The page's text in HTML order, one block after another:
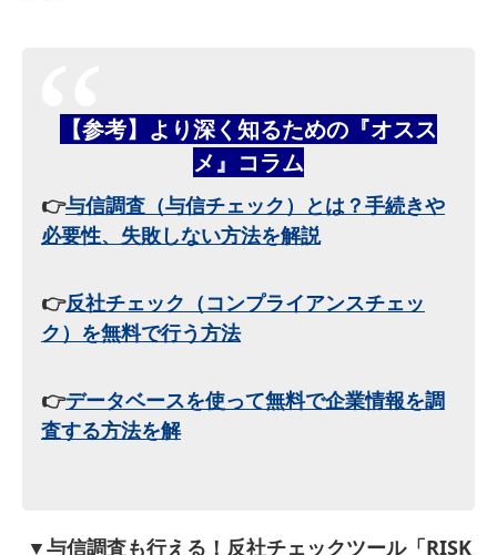
【参考】より深く知るための『オスス
メ』コラム
👉与信調査（与信チェック）とは？手続きや
必要性、失敗しない方法を解説
👉反社チェック（コンプライアンスチェッ
ク）を無料で行う方法
👉データベースを使って無料で企業情報を調
査する方法を解
▼与信調査も行える！反社チェックツール「RISK